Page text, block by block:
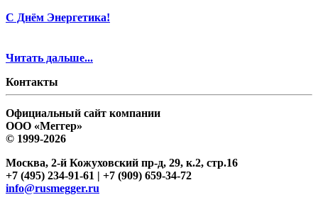
С Днём Энергетика!
Читать дальше...
Контакты
Официальный сайт компании
ООО «Меггер»
© 1999-2026
Москва, 2-й Кожуховский пр-д, 29, к.2, стр.16
+7 (495) 234-91-61 | +7 (909) 659-34-72
info@rusmegger.ru